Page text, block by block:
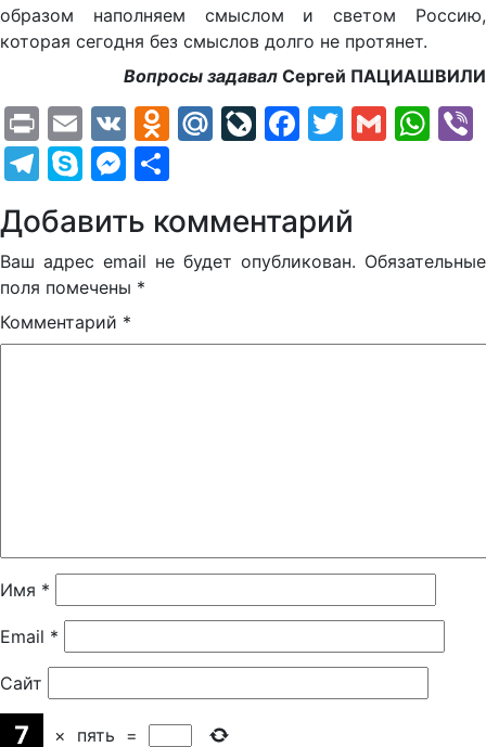
образом наполняем смыслом и светом Россию,
которая сегодня без смыслов долго не протянет.
Вопросы задавал Сергей ПАЦИАШВИЛИ
PrintEmail
VK Odnoklassniki
Mail.Ru
LiveJournal
Facebook
Twitter
Gmail
Telegram
SkypeMessenger
Добавить комментарий
Ваш адрес email не будет опубликован. Обязательные
поля помечены *
Комментарий *
Имя *
Email *
Сайт
× пять =